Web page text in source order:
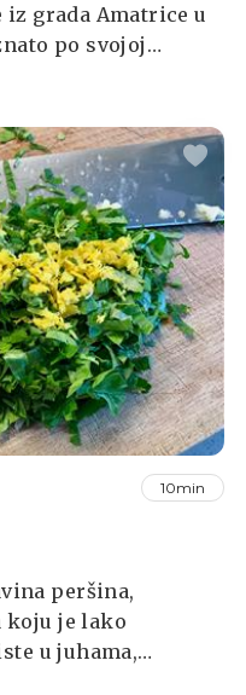
grada Amatrice u
po svojoj
u
dućan u
iza njega
10min
peršina,
koju je lako
u juhama,